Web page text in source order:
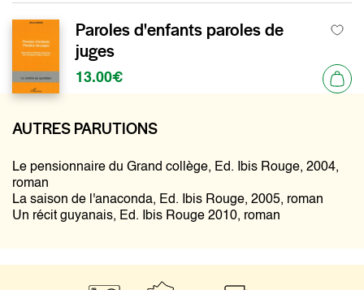
Paroles d'enfants paroles de
juges
13.00€
AUTRES PARUTIONS
Le pensionnaire du Grand collège, Ed. Ibis Rouge, 2004,
roman
La saison de l'anaconda, Ed. Ibis Rouge, 2005, roman
Un récit guyanais, Ed. Ibis Rouge 2010, roman